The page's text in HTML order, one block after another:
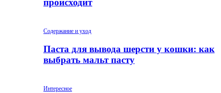
происходит
Содержание и уход
Паста для вывода шерсти у кошки: как
выбрать мальт пасту
Интересное